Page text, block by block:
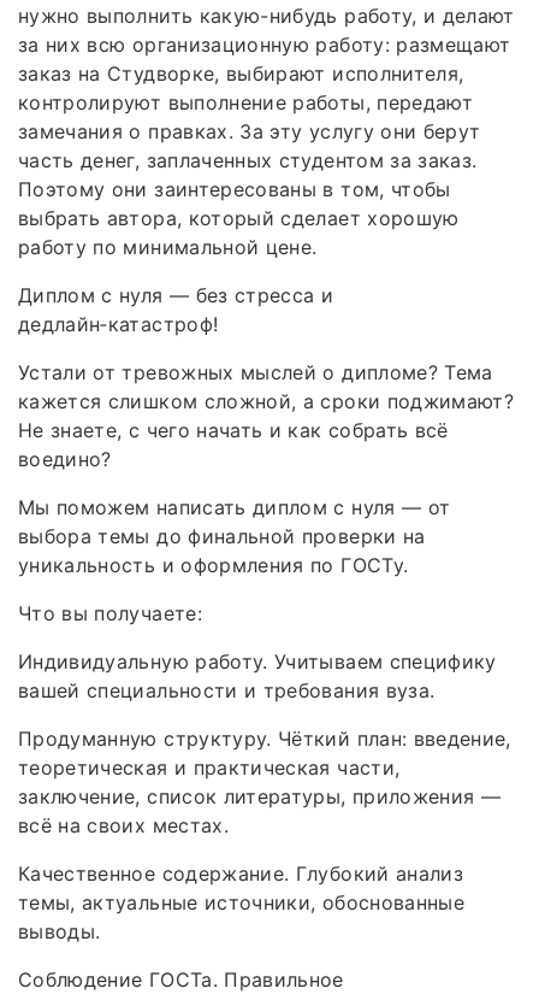
нужно выполнить какую-нибудь работу, и делают
за них всю организационную работу: размещают
заказ на Студворке, выбирают исполнителя,
контролируют выполнение работы, передают
замечания о правках. За эту услугу они берут
часть денег, заплаченных студентом за заказ.
Поэтому они заинтересованы в том, чтобы
выбрать автора, который сделает хорошую
работу по минимальной цене.
Диплом с нуля — без стресса и
дедлайн‑катастроф!
Устали от тревожных мыслей о дипломе? Тема
кажется слишком сложной, а сроки поджимают?
Не знаете, с чего начать и как собрать всё
воедино?
Мы поможем написать диплом с нуля — от
выбора темы до финальной проверки на
уникальность и оформления по ГОСТу.
Что вы получаете:
Индивидуальную работу. Учитываем специфику
вашей специальности и требования вуза.
Продуманную структуру. Чёткий план: введение,
теоретическая и практическая части,
заключение, список литературы, приложения —
всё на своих местах.
Качественное содержание. Глубокий анализ
темы, актуальные источники, обоснованные
выводы.
Соблюдение ГОСТа. Правильное